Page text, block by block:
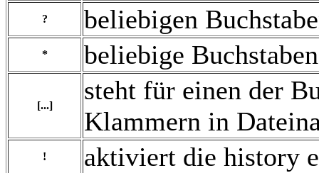
? beliebigen
* beliebige
[...]
steht für einen der
Klammern in
! aktiviert die history